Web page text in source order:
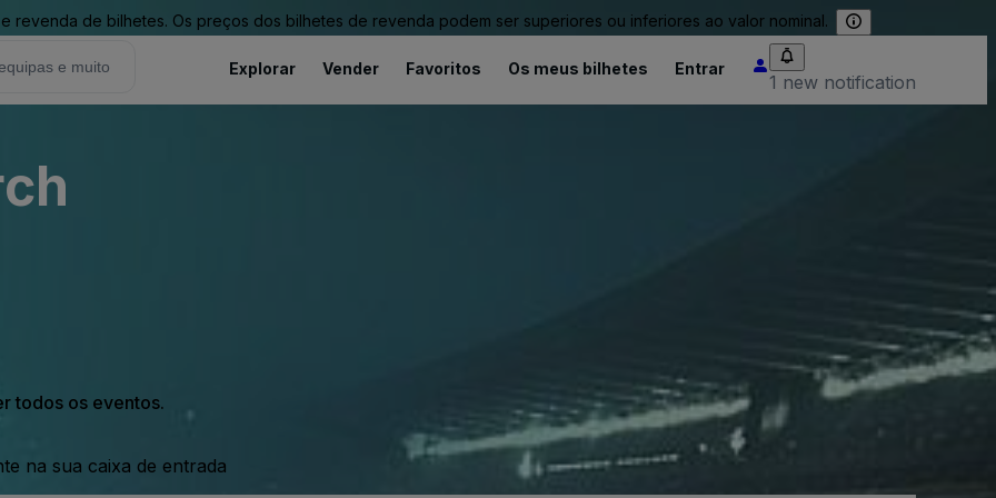
revenda de bilhetes. Os preços dos bilhetes de revenda podem ser superiores ou inferiores ao valor nominal.
Explorar Vender Favoritos Os meus bilhetes Entrar
1 new notification
todos os eventos.
na sua caixa de entrada